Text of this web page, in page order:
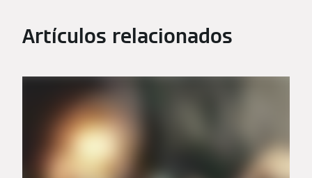
Artículos relacionados